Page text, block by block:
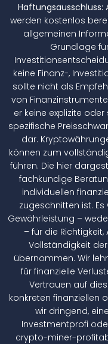
Haftungsausschluss:
werden kostenlos
allgemeinen
Grundlage
keine Finanz-,
sollte nicht als
von
er keine explizite
spezifische
dar.
können zum
führen. Die hier
fachkundige
individuellen
zugeschnitten ist.
Gewährleistung –
– für die
Vollständigkeit
übernommen. Wir
für finanzielle
Vertrauen auf
konkreten finanziellen
wir dringend,
Investmentprofi
crypto-miner-